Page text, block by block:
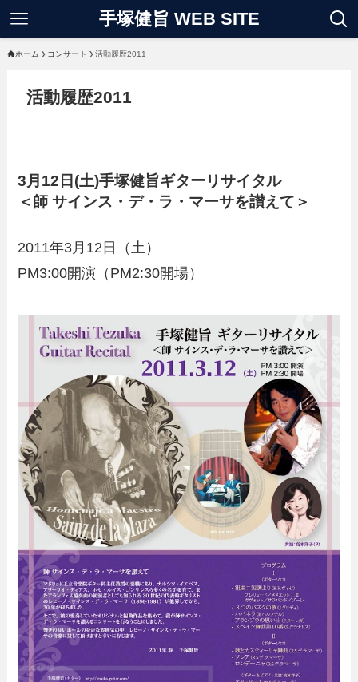
手塚健旨 WEB SITE
ホーム コンサート 活動履歴2011
活動履歴2011
3月12日(土)手塚健旨ギターリサイタル
＜師 サインス・デ・ラ・マーサを讃えて＞
2011年3月12日（土）
PM3:00開演（PM2:30開場）